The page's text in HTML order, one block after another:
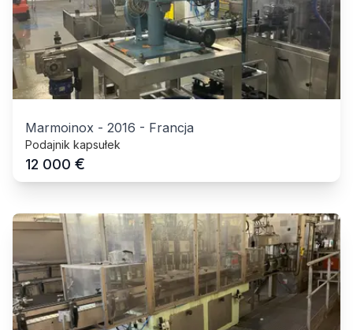
Marmoinox - 2016 - Francja
Podajnik kapsułek
12 000 €